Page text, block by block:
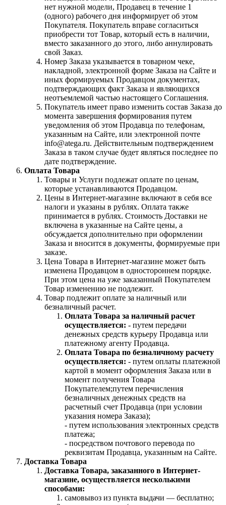
нет нужной модели, Продавец в течение 1
(одного) рабочего дня информирует об этом
Покупателя. Покупатель вправе согласиться
приобрести тот Товар, который есть в наличии,
вместо заказанного до этого, либо аннулировать
свой Заказ.
Номер Заказа указывается в товарном чеке,
накладной, электронной форме Заказа на Сайте и
иных формируемых Продавцом документах,
подтверждающих факт Заказа и являющихся
неотъемлемой частью настоящего Соглашения.
Покупатель имеет право изменить состав Заказа до
момента завершения формирования путем
уведомления об этом Продавца по телефонам,
указанным на Сайте, или электронной почте
info@atega.ru. Действительным подтверждением
Заказа в таком случае будет являться последнее по
дате подтверждение.
Оплата Товара
Товары и Услуги подлежат оплате по ценам,
которые устанавливаются Продавцом.
Цены в Интернет-магазине включают в себя все
налоги и указаны в рублях. Оплата также
принимается в рублях. Стоимость Доставки не
включена в указанные на Сайте цены, а
обсуждается дополнительно при оформлении
Заказа и вносится в документы, формируемые при
заказе.
Цена Товара в Интернет-магазине может быть
изменена Продавцом в одностороннем порядке.
При этом цена на уже заказанный Покупателем
Товар изменению не подлежит.
Товар подлежит оплате за наличный или
безналичный расчет.
Оплата Товара за наличный расчет
осуществляется: - путем передачи
денежных средств курьеру Продавца или
платежному агенту Продавца.
Оплата Товара по безналичному расчету
осуществляется: - путем оплаты платежной
картой в момент оформления Заказа или в
момент получения Товара
Покупателем;путем перечисления
безналичных денежных средств на
расчетный счет Продавца (при условии
указания номера Заказа);
- путем использования электронных средств
платежа;
- посредством почтового перевода по
реквизитам Продавца, указанным на Сайте.
Доставка Товара
Доставка Товара, заказанного в Интернет-
магазине, осуществляется несколькими
способами:
самовывоз из пункта выдачи — бесплатно;